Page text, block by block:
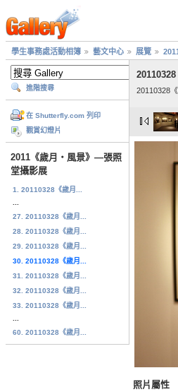
學生事務處活動相簿 藝文中心 展覽
進階搜尋
在 Shutterfly.com 列印
觀賞幻燈片
2011《歲月‧風景》—張照
堂攝影展
1. 20110328《歲月...
27. 20110328《歲月...
28. 20110328《歲月...
29. 20110328《歲月...
30. 20110328《歲月...
31. 20110328《歲月...
32. 20110328《歲月...
33. 20110328《歲月...
60. 20110328《歲月...
20110328
照片屬性